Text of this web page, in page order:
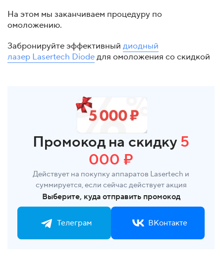
На этом мы заканчиваем процедуру по
омоложению.
Забронируйте эффективный диодный
лазер Lasertech Diodeдля омоложения со скидкой
Промокод на скидку 5
000 ₽
Действует на покупку аппаратов Lasertech и
суммируется, если сейчас действует акция
Выберите, куда отправить промокод
Телеграм ВКонтакте